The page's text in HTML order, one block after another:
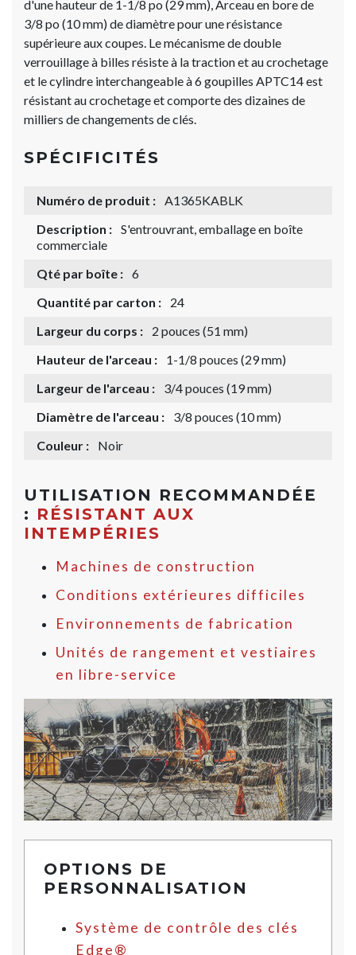
d'une hauteur de 1-1/8 po (29 mm), Arceau en bore de
3/8 po (10 mm) de diamètre pour une résistance
supérieure aux coupes. Le mécanisme de double
verrouillage à billes résiste à la traction et au crochetage
et le cylindre interchangeable à 6 goupilles APTC14 est
résistant au crochetage et comporte des dizaines de
milliers de changements de clés.
SPÉCIFICITÉS
Numéro de produit : A1365KABLK
Description : S'entrouvrant, emballage en boîte
commerciale
Qté par boîte : 6
Quantité par carton :
24
Largeur du corps :
2 pouces (51 mm)
Hauteur de l'arceau :
1-1/8 pouces (29 mm)
Largeur de l'arceau :
3/4 pouces (19 mm)
Diamètre de l'arceau :
3/8 pouces (10 mm)
Couleur :
Noir
UTILISATION RECOMMANDÉE
: RÉSISTANT AUX
INTEMPÉRIES
Machines de construction
Conditions extérieures difficiles
Environnements de fabrication
Unités de rangement et vestiaires
en libre-service
OPTIONS DE
PERSONNALISATION
Système de contrôle des clés
Edge®